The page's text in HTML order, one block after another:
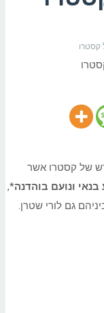
קסטרו
של קסטרו אשר
ונועם בוהדנה*,
גם לורי שטרן.